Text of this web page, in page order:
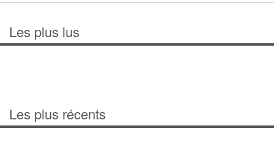
Les plus lus
Les plus récents